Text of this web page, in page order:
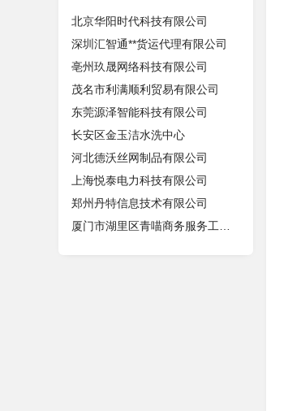
北京华阳时代科技有限公司
深圳汇智通**货运代理有限公司
亳州玖晟网络科技有限公司
茂名市利满顺利贸易有限公司
东莞源泽智能科技有限公司
长安区金玉洁水洗中心
河北德沃丝网制品有限公司
上海悦泰电力科技有限公司
郑州丹特信息技术有限公司